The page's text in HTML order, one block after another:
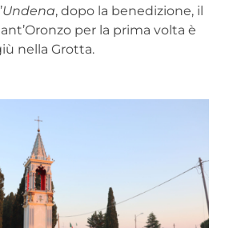
Undena, dopo la benedizione, il
per la prima volta è
nella Grotta.